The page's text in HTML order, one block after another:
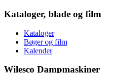
Kataloger, blade og film
Kataloger
Bøger og film
Kalender
Wilesco Dampmaskiner